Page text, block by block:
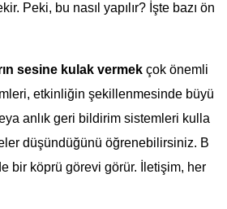
Peki, bu nasıl yapılır? İşte bazı ön
sesine kulak vermek çok önemli
etkinliğin şekillenmesinde büyü
anlık geri bildirim sistemleri kulla
düşündüğünü öğrenebilirsiniz. B
bir köprü görevi görür. İletişim, her